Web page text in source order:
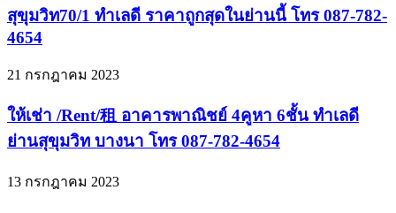
สุขุมวิท70/1 ทำเลดี ราคาถูกสุดในย่านนี้ โทร 087-782-
4654
21 กรกฎาคม 2023
ให้เช่า /Rent/租 อาคารพาณิชย์ 4คูหา 6ชั้น ทำเลดี
ย่านสุขุมวิท บางนา โทร 087-782-4654
13 กรกฎาคม 2023